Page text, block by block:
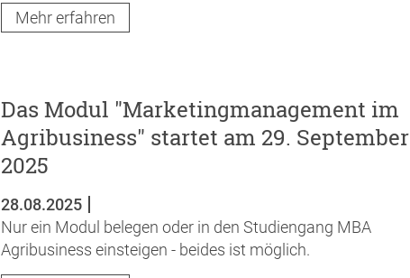
Mehr erfahren
Das Modul "Marketingmanagement im
Agribusiness" startet am 29. September
2025
28.08.2025
Nur ein Modul belegen oder in den Studiengang MBA
Agribusiness einsteigen - beides ist möglich.